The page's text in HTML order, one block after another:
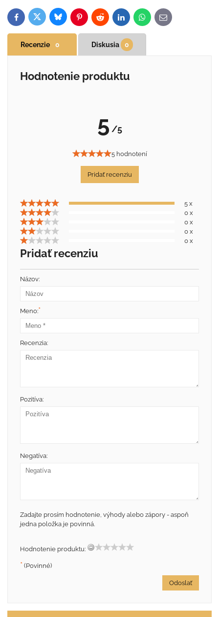
FacebookTwitterBlueskyPinterestReddit LinkedInWhatsApp
E-
mail
Recenzie 0 Diskusia 0
Hodnotenie produktu
5 /5
5 hodnotení
Pridať recenziu
5 x
0 x
0 x
0 x
0 x
Pridať recenziu
Názov:
Meno:*
Recenzia:
Pozitíva:
Negatíva:
Zadajte prosím hodnotenie, výhody alebo zápory - aspoň
jedna položka je povinná.
Hodnotenie produktu:
* (Povinné)
Odoslať